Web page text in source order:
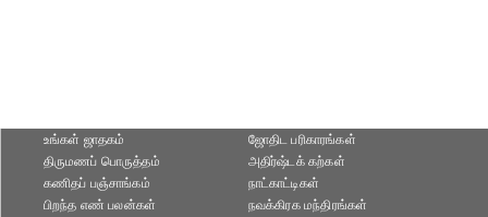
உங்கள் ஜாதகம்
திருமணப் பொருத்தம்
கணிதப் பஞ்சாங்கம்
ஜோதிட ப‌ரிகார‌ங்க‌ள்
அதிர்ஷ்டக் கற்கள்
நாட்காட்டிகள்
பிறந்த எண் பலன்கள்
நவக்கிரக மந்திரங்கள்